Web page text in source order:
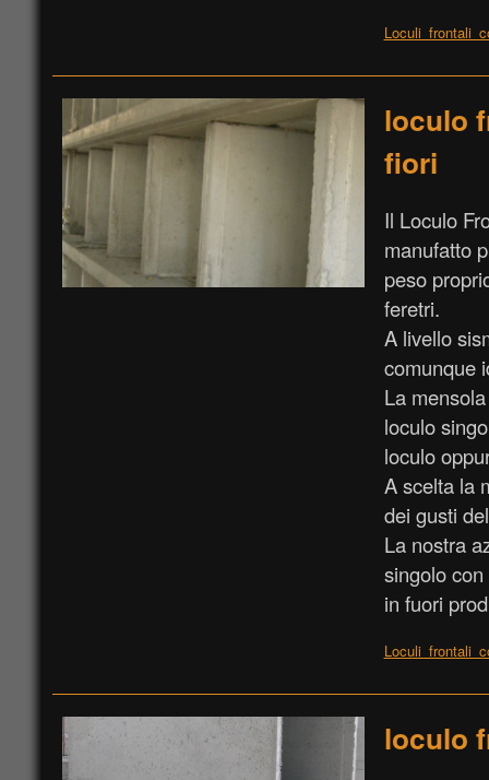
loculo
fiori
Il Loculo
manufatto
peso
feretri.
A livello
comunque
La
loculo
loculo
A scelta la
dei gusti
La nostra
singolo
in fuori
loculo